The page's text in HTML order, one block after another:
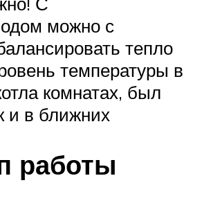
можно с
тепло
температуры в
комнатах, был
и в ближних
работы